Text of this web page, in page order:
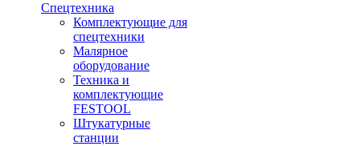
Спецтехника
Комплектующие для
спецтехники
Малярное
оборудование
Техника и
комплектующие
FESTOOL
Штукатурные
станции